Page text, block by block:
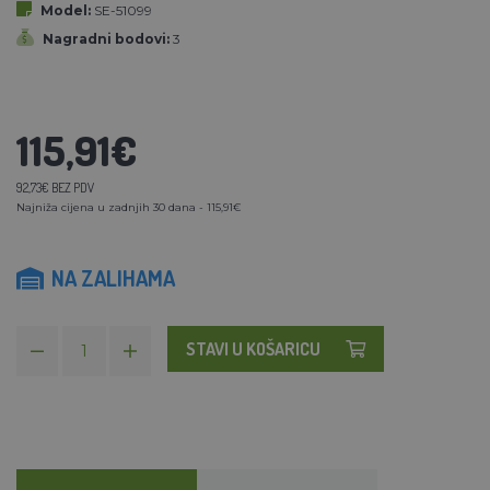
Model: SE-51099
Nagradni bodovi: 3
115,91€
92,73€ BEZ PDV
Najniža cijena u zadnjih 30 dana - 115,91€
NA ZALIHAMA
STAVI U KOŠARICU